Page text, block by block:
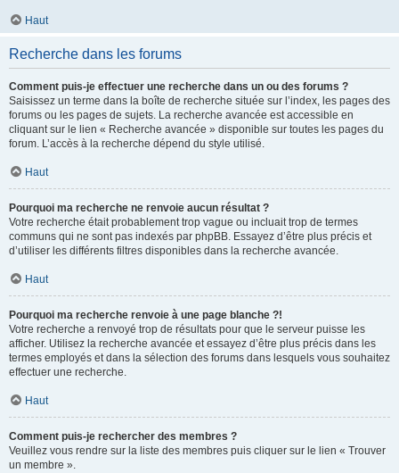
Haut
Recherche dans les forums
Comment puis-je effectuer une recherche dans un ou des forums ?
Saisissez un terme dans la boîte de recherche située sur l’index, les pages des
forums ou les pages de sujets. La recherche avancée est accessible en
cliquant sur le lien « Recherche avancée » disponible sur toutes les pages du
forum. L’accès à la recherche dépend du style utilisé.
Haut
Pourquoi ma recherche ne renvoie aucun résultat ?
Votre recherche était probablement trop vague ou incluait trop de termes
communs qui ne sont pas indexés par phpBB. Essayez d’être plus précis et
d’utiliser les différents filtres disponibles dans la recherche avancée.
Haut
Pourquoi ma recherche renvoie à une page blanche ?!
Votre recherche a renvoyé trop de résultats pour que le serveur puisse les
afficher. Utilisez la recherche avancée et essayez d’être plus précis dans les
termes employés et dans la sélection des forums dans lesquels vous souhaitez
effectuer une recherche.
Haut
Comment puis-je rechercher des membres ?
Veuillez vous rendre sur la liste des membres puis cliquer sur le lien « Trouver
un membre ».